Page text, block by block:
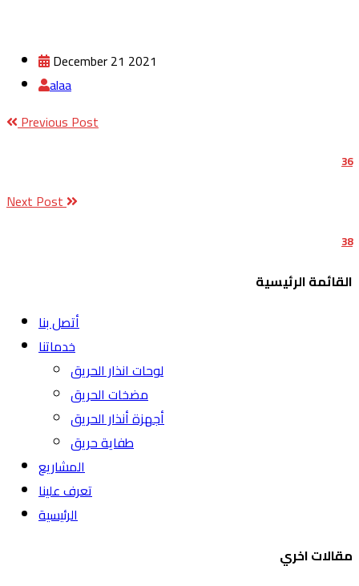
December 21 2021
alaa
Previous Post
36
Next Post
38
القائمة الرئيسية
أتصل بنا
خدماتنا
لوحات انذار الحريق
مضخات الحريق
أجهزة أنذار الحريق
طفاية حريق
المشاريع
تعرف علينا
الرئيسية
مقالات اخري